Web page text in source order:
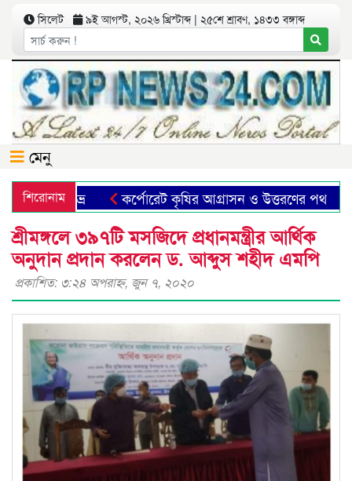
সিলেট ৯ই আগস্ট, ২০২৬ খ্রিস্টাব্দ | ২৫শে শ্রাবণ, ১৪৩৩ বঙ্গাব্দ
মেনু
শিরোনাম
ফাহিম শুভ্র কর্পোরেট কৃষির আগ্রাসন ও উত্তরণের পথ
শ্রীমঙ্গলে ৩৯৭টি মসজিদে প্রধানমন্ত্রীর আর্থিক
অনুদান প্রদান করলেন ড. আব্দুস শহীদ এমপি
প্রকাশিত: ৩:২৪ অপরাহ্ণ, জুন ৭, ২০২০